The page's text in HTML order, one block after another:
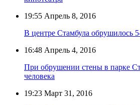
19:55 Апрель 8, 2016
В центре Стамбула обрушилось
16:48 Апрель 4, 2016
При обрушении стены в парке
человека
19:23 Март 31, 2016